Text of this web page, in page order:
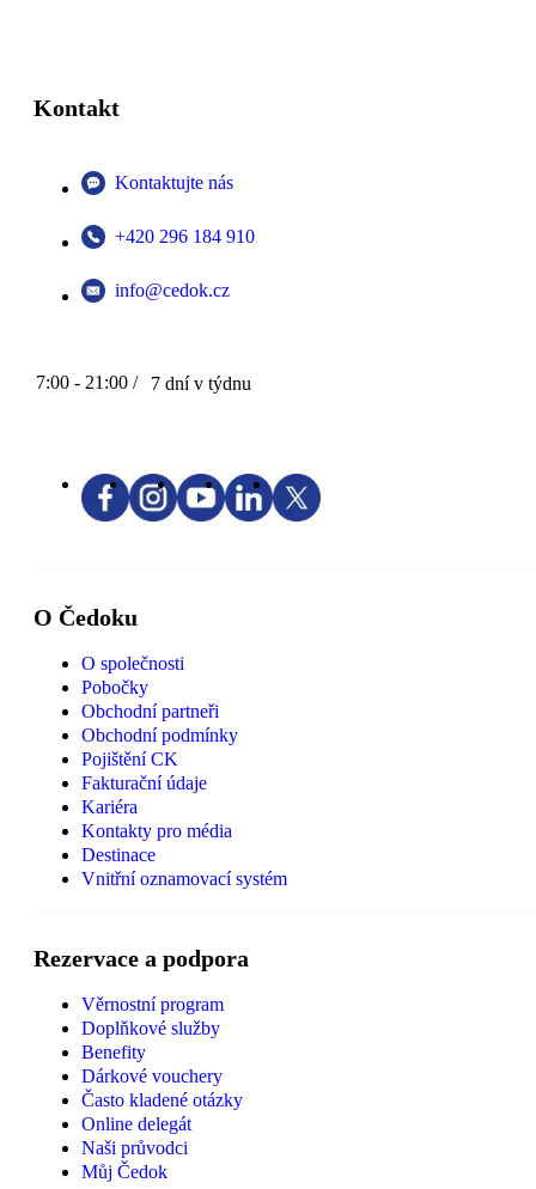
Kontakt
Kontaktujte nás
+420 296 184 910
info@cedok.cz
7:00 - 21:00 / 7 dní v týdnu
O Čedoku
O společnosti
Pobočky
Obchodní partneři
Obchodní podmínky
Pojištění CK
Fakturační údaje
Kariéra
Kontakty pro média
Destinace
Vnitřní oznamovací systém
Rezervace a podpora
Věrnostní program
Doplňkové služby
Benefity
Dárkové vouchery
Často kladené otázky
Online delegát
Naši průvodci
Můj Čedok